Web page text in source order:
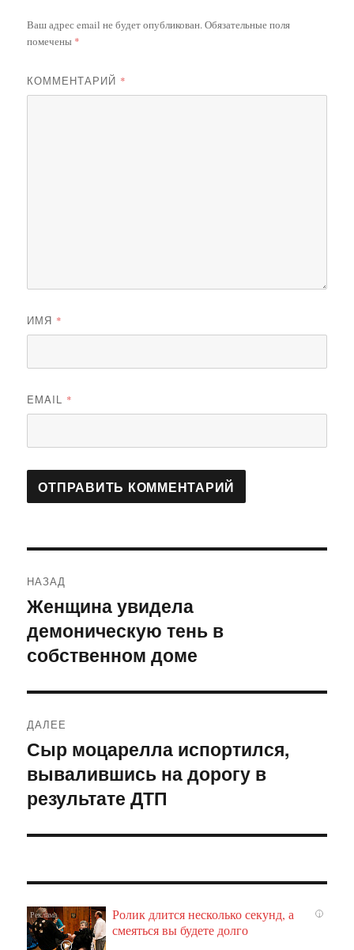
Ваш адрес email не будет опубликован.Обязательные поля
помечены *
КОММЕНТАРИЙ *
ИМЯ *
EMAIL *
по
записям
НАЗАД
Предыдущая
запись:
Женщина увидела
демоническую тень в
собственном доме
ДАЛЕЕ
Следующая
запись:
Сыр моцарелла испортился,
вывалившись на дорогу в
результате ДТП
i
Ролик длится несколько секунд, а
смеяться вы будете долго